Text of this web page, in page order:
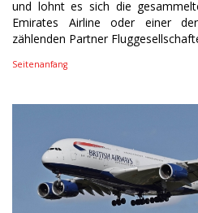
und lohnt es sich die
Emirates Airline oder einer
zählenden Partner
Seitenanfang